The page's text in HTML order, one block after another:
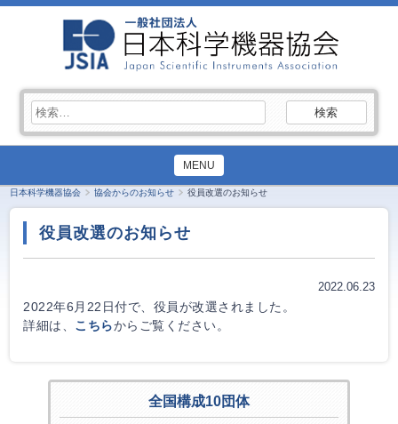
索:
MENU
日本科学機器協会 協会からのお知らせ 役員改選のお知らせ
役員改選のお知らせ
2022.06.23
2022年6月22日付で、役員が改選されました。
詳細は、 こちらからご覧ください。
全国構成10団体